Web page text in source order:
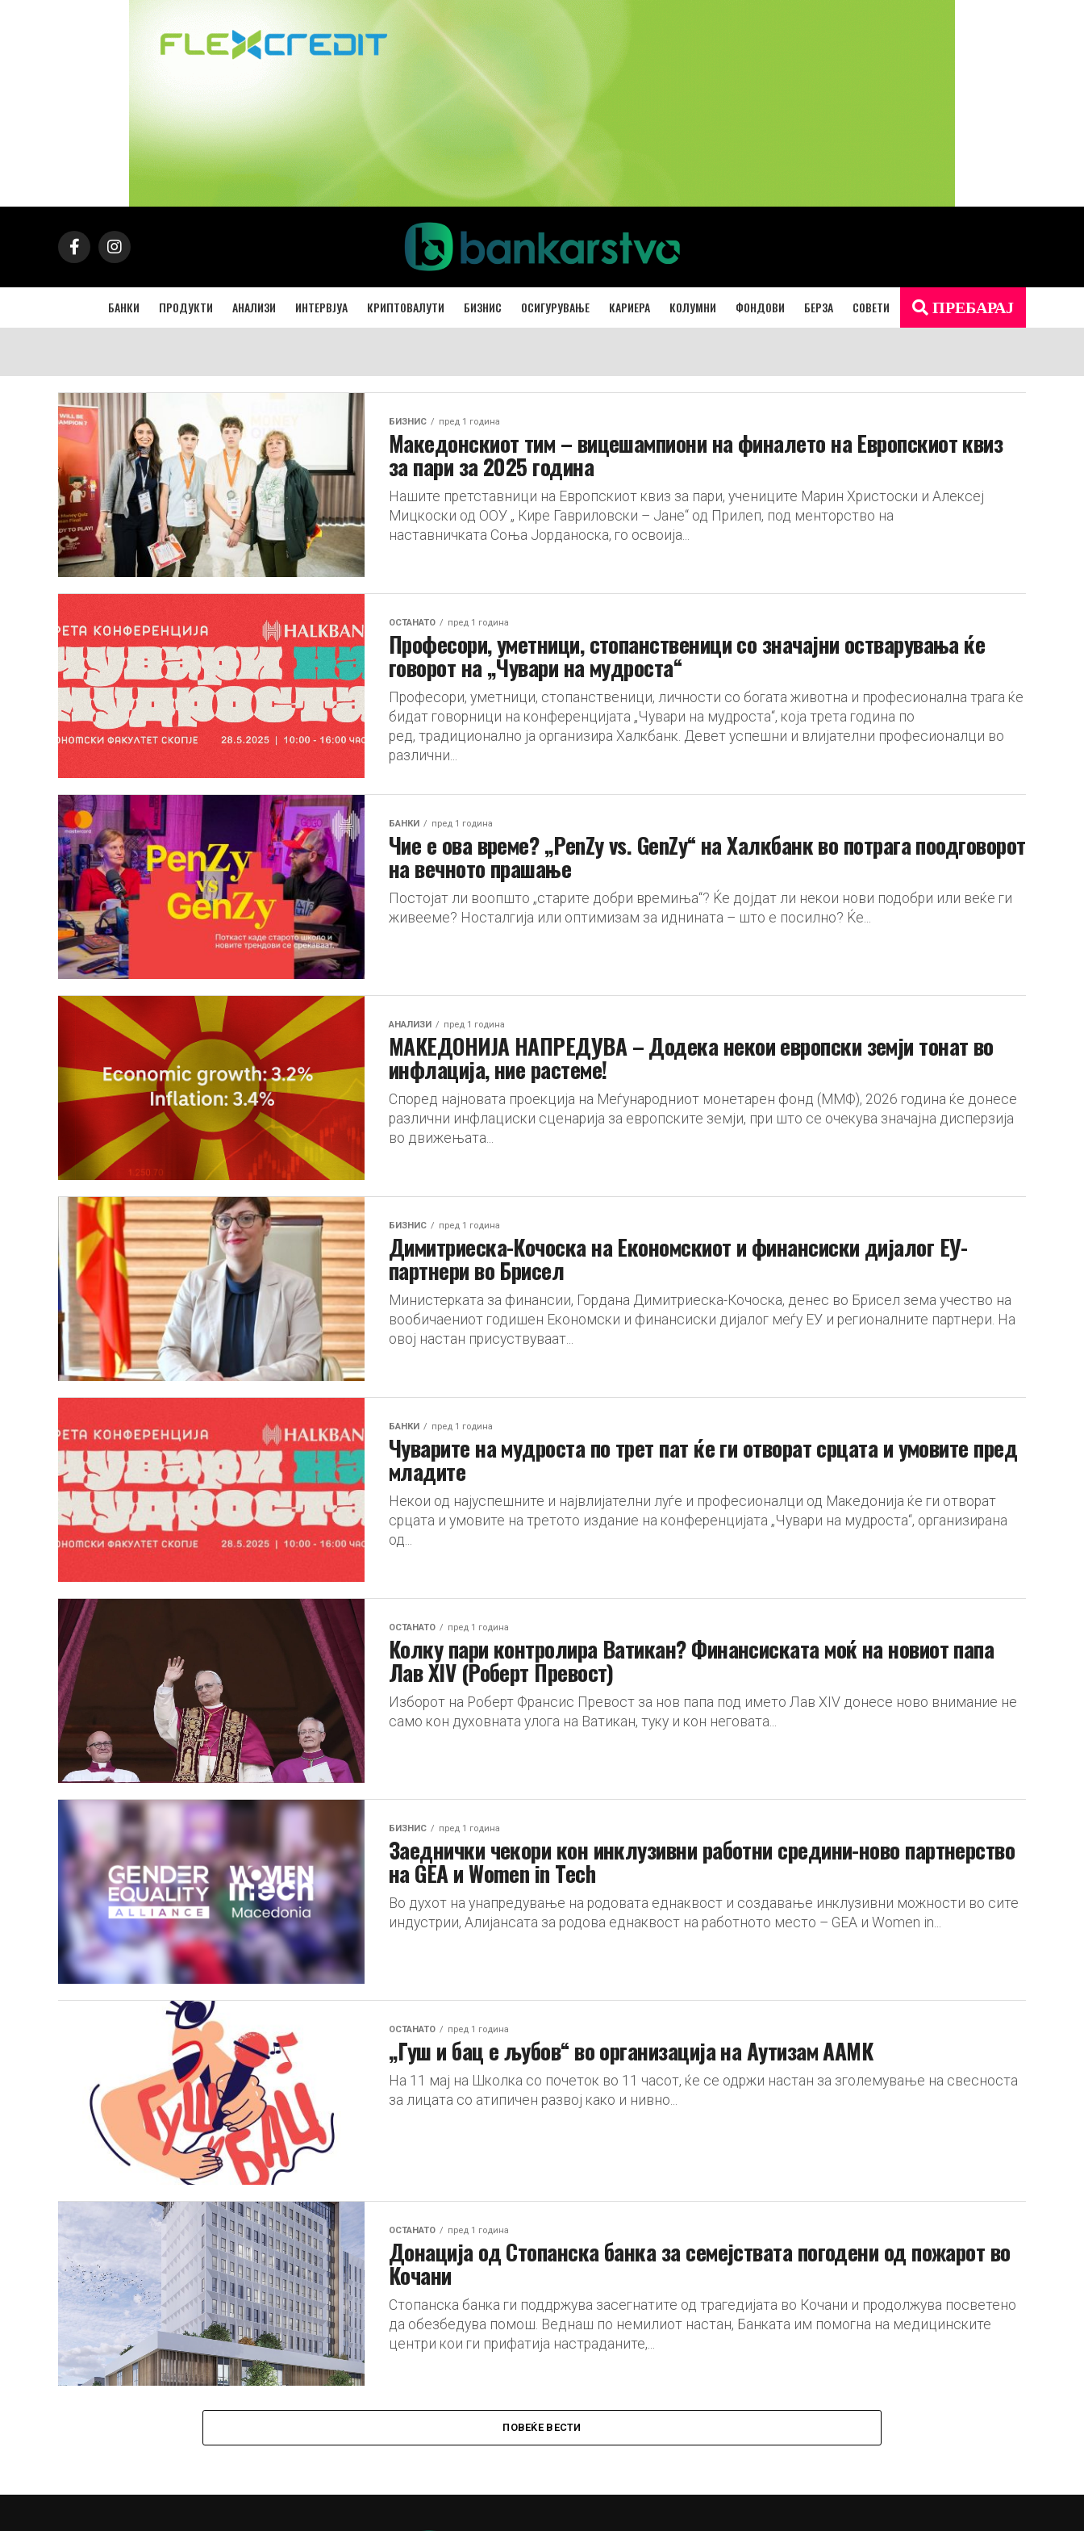
БАНКИ ПРОДУКТИ АНАЛИЗИ ИНТЕРВЈУА КРИПТОВАЛУТИ БИЗНИС ОСИГУРУВАЊЕ КАРИЕРА КОЛУМНИ ФОНДОВИ БЕРЗА СОВЕТИ ПРЕБАРАЈ
БИЗНИС пред 1 година
Македонскиот тим – вицешампиони на финалето на Европскиот квиз
за пари за 2025 година
Нашите претставници на Европскиот квиз за пари, учениците Марин Христоски и Алексеј
Мицкоски од ООУ „ Кире Гавриловски – Јане“ од Прилеп, под менторство на
наставничката Соња Јорданоска, го освоија...
ОСТАНАТО пред 1 година
Професори, уметници, стопанственици со значајни остварувања ќе
говорот на „Чувари на мудроста“
Професори, уметници, стопанственици, личности со богата животна и професионална трага ќе
бидат говорници на конференцијата „Чувари на мудроста“, која трета година по
ред, традиционално ја организира Халкбанк. Девет успешни и влијателни професионалци во
различни...
БАНКИ пред 1 година
Чие е ова време? „PenZy vs. GenZy“ на Халкбанк во потрага поодговорот
на вечното прашање
Постојат ли воопшто „старите добри времиња“? Ќе дојдат ли некои нови подобри или веќе ги
живееме? Носталгија или оптимизам за иднината – што е посилно? Ќе...
АНАЛИЗИ пред 1 година
МАКЕДОНИЈА НАПРЕДУВА – Додека некои европски земји тонат во
инфлација, ние растеме!
Според најновата проекција на Меѓународниот монетарен фонд (ММФ), 2026 година ќе донесе
различни инфлациски сценарија за европските земји, при што се очекува значајна дисперзија
во движењата...
БИЗНИС пред 1 година
Димитриеска-Кочоска на Економскиот и финансиски дијалог ЕУ-
партнери во Брисел
Министерката за финансии, Гордана Димитриеска-Кочоска, денес во Брисел зема учество на
вообичаениот годишен Економски и финансиски дијалог меѓу ЕУ и регионалните партнери. На
овој настан присуствуваат...
БАНКИ пред 1 година
Чуварите на мудроста по трет пат ќе ги отворат срцата и умовите пред
младите
Некои од најуспешните и највлијателни луѓе и професионалци од Македонија ќе ги отворат
срцата и умовите на третото издание на конференцијата „Чувари на мудроста“, организирана
од...
ОСТАНАТО пред 1 година
Колку пари контролира Ватикан? Финансиската моќ на новиот папа
Лав XIV (Роберт Превост)
Изборот на Роберт Франсис Превост за нов папа под името Лав XIV донесе ново внимание не
само кон духовната улога на Ватикан, туку и кон неговата...
БИЗНИС пред 1 година
Заеднички чекори кон инклузивни работни средини-ново партнерство
на GEA и Women in Tech
Во духот на унапредување на родовата еднаквост и создавање инклузивни можности во сите
индустрии, Алијансата за родова еднаквост на работното место – GEA и Women in...
ОСТАНАТО пред 1 година
„Гуш и бац е љубов“ во организација на Аутизам ААМК
На 11 мај на Школка со почеток во 11 часот, ќе се одржи настан за зголемување на свесноста
за лицата со атипичен развој како и нивно...
ОСТАНАТО пред 1 година
Донација од Стопанска банка за семејствата погодени од пожарот во
Кочани
Стопанска банка ги поддржува засегнатите од трагедијата во Кочани и продолжува посветено
да обезбедува помош. Веднаш по немилиот настан, Банката им помогна на медицинските
центри кои ги прифатија настраданите,...
ПОВЕЌЕ ВЕСТИ